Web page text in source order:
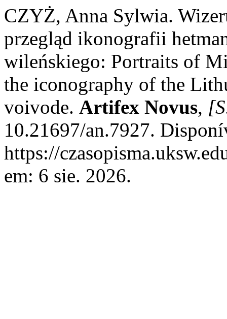
CZYŻ, Anna Sylwia.
przegląd ikonografii
wileńskiego: Portraits of
the iconography of the
voivode. Artifex Novus,
10.21697/an.7927.
https://
em: 6 sie. 2026.